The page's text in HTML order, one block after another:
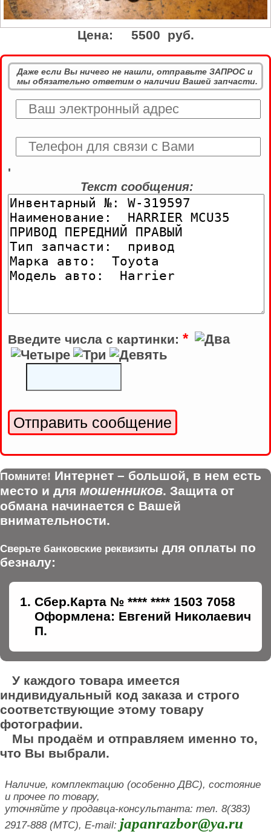
Цена: 5500 руб.
Даже если Вы ничего не нашли, отправьте ЗАПРОС и
мы обязательно ответим о наличии Вашей запчасти.
'
Текст сообщения:
Введите числа с картинки: *
Помните! Интернет – большой, в нем есть
место и для мошенников. Защита от
обмана начинается с Вашей
внимательности.
Сверьте банковские реквизиты для оплаты по
безналу:
Сбер.Карта № **** **** 1503 7058
Оформлена: Евгений Николаевич
П.
У каждого товара имеется
индивидуальный код заказа и строго
соответствующие этому товару
фотографии.
Мы продаём и отправляем именно то,
что Вы выбрали.
Наличие, комплектацию (особенно ДВС), состояние
и прочее по товару,
уточняйте у продавца-консультанта: тел. 8(383)
2917-888 (МТС), E-mail: japanrazbor@ya.ru